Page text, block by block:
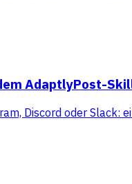
AdaptlyPost-
Discord oder Slack: